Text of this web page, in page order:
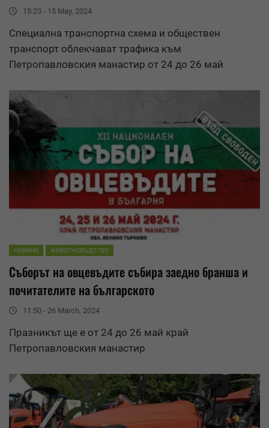
15:23 - 15 May, 2024
Специална транспортна схема и обществен
транспорт облекчават трафика към
Петропавловския манастир от 24 до 26 май
НОВИНИ ЖИВОТНОВЪДСТВО
Съборът на овцевъдите събира заедно бранша и
почитателите на българското
11:50 - 26 March, 2024
Празникът ще е от 24 до 26 май край
Петропавловския манастир